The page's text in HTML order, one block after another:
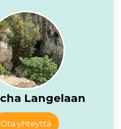
Langelaan
Ota yhteyttä